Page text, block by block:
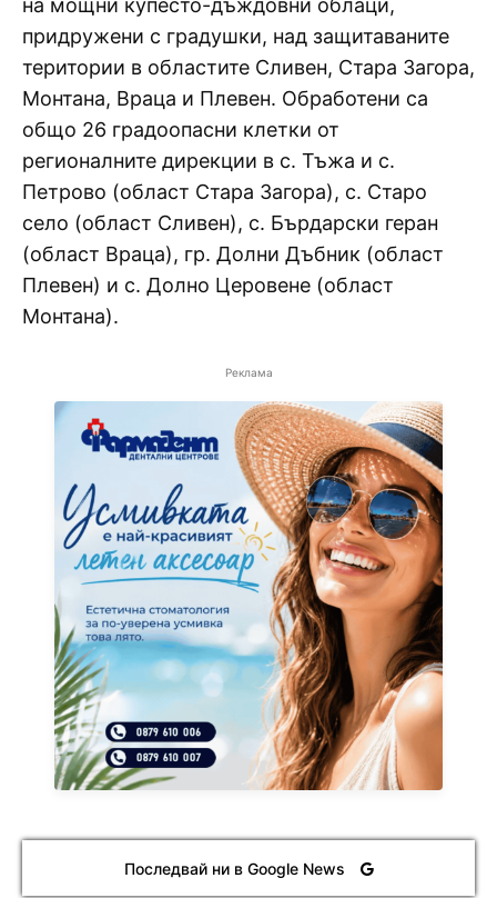
придружени с градушки, над защитаваните
територии в областите Сливен, Стара Загора,
Монтана, Враца и Плевен. Обработени са
общо 26 градоопасни клетки от
регионалните дирекции в с. Тъжа и с.
Петрово (област Стара Загора), с. Старо
село (област Сливен), с. Бърдарски геран
(област Враца), гр. Долни Дъбник (област
Плевен) и с. Долно Церовене (област
Монтана).
Реклама
Последвай ни в Google News